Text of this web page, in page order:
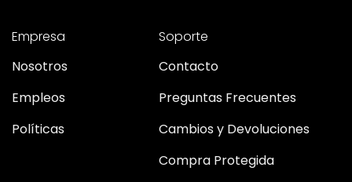
Empresa
Nosotros
Empleos
Políticas
Soporte
Contacto
Preguntas Frecuentes
Cambios y Devoluciones
Compra Protegida